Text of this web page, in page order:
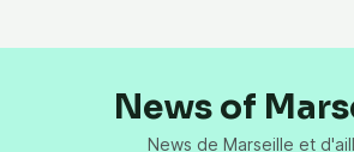
News of
News de Marseille et